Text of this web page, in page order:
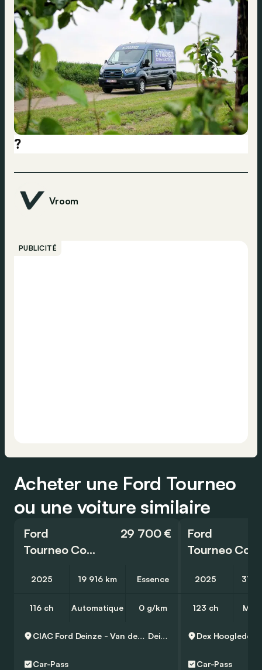
?
Vroom
PUBLICITÉ
Acheter une Ford Tourneo
ou une voiture similaire
Ford
Tourneo Connect
29 700 €
2025 19 916 km Essence
116 ch Automatique 0 g/km
CIAC Ford Deinze - Van den Poel Deinze
Car-Pass
Ford
2025 31
123 ch
Dex Hooglede
Car-Pass